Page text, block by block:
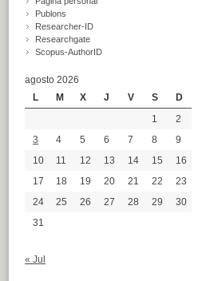
Publons
Researcher-ID
Researchgate
Scopus-AuthorID
agosto 2026
L
M X J V S
D
1
2
3
4 5 6 7 8
9
10
11 12 13 14 15
16
17
18 19 20 21 22
23
24
25 26 27 28 29
30
31
« Jul